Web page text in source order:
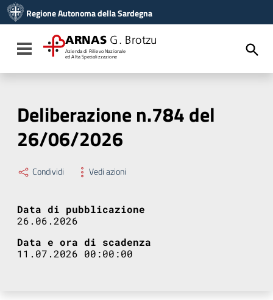
Vai al menu di navigazione
Vai al footer
Regione Autonoma della Sardegna
Toggle navigation
ARNAS G. Brotzu
Azienda di Rilievo Nazionale
ed Alta Specializzazione
Deliberazione n.784 del
26/06/2026
Condividi Vedi azioni
Data di pubblicazione
26.06.2026
Data e ora di scadenza
11.07.2026 00:00:00